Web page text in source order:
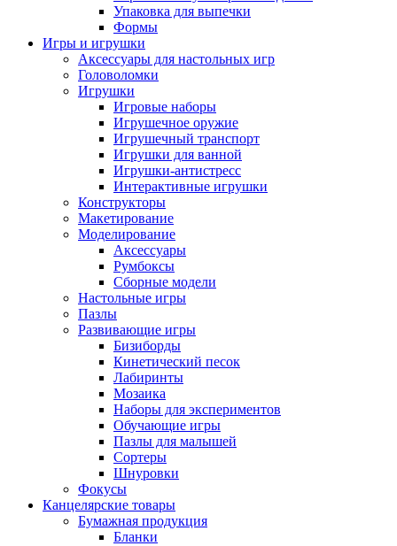
Упаковка для выпечки
Формы
Игры и игрушки
Аксессуары для настольных игр
Головоломки
Игрушки
Игровые наборы
Игрушечное оружие
Игрушечный транспорт
Игрушки для ванной
Игрушки-антистресс
Интерактивные игрушки
Конструкторы
Макетирование
Моделирование
Аксессуары
Румбоксы
Сборные модели
Настольные игры
Пазлы
Развивающие игры
Бизиборды
Кинетический песок
Лабиринты
Мозаика
Наборы для экспериментов
Обучающие игры
Пазлы для малышей
Сортеры
Шнуровки
Фокусы
Канцелярские товары
Бумажная продукция
Бланки